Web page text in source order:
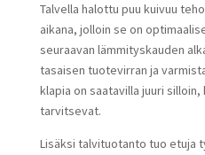
Talvella halottu puu kuivuu
aikana, jolloin se on
seuraavan lämmityskauden
tasaisen tuotevirran ja
klapia on saatavilla juuri silloin,
tarvitsevat.
Lisäksi talvituotanto tuo etuja